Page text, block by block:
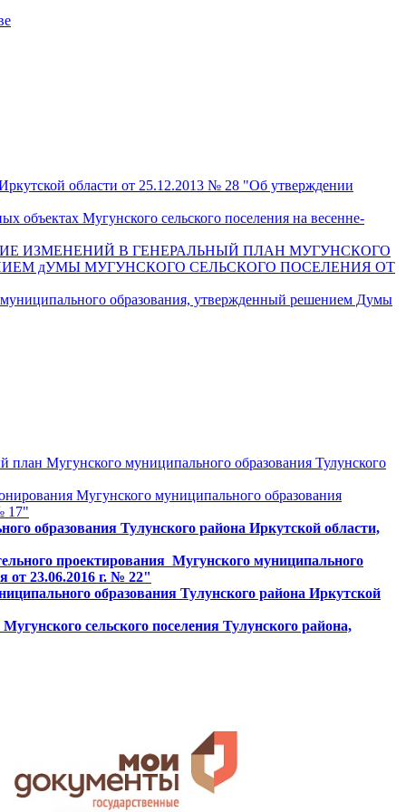
области от 25.12.2013 № 28 "Об утверждении
Мугунского сельского поселения на весенне-
ИЗМЕНЕНИЙ В ГЕНЕРАЛЬНЫЙ ПЛАН МУГУНСКОГО
дУМЫ МУГУНСКОГО СЕЛЬСКОГО ПОСЕЛЕНИЯ ОТ
образования, утвержденный решением Думы
Мугунского муниципального образования Тулунского
Мугунского муниципального образования
17"
образования Тулунского района Иркутской области,
проектирования Мугунского муниципального
от 23.06.2016 г. № 22"
образования Тулунского района Иркутской
сельского поселения Тулунского района,